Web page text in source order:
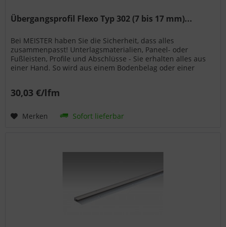
Übergangsprofil Flexo Typ 302 (7 bis 17 mm)...
Bei MEISTER haben Sie die Sicherheit, dass alles
zusammenpasst! Unterlagsmaterialien, Paneel- oder
Fußleisten, Profile und Abschlüsse - Sie erhalten alles aus
einer Hand. So wird aus einem Bodenbelag oder einer
30,03 €/lfm
Merken Sofort lieferbar